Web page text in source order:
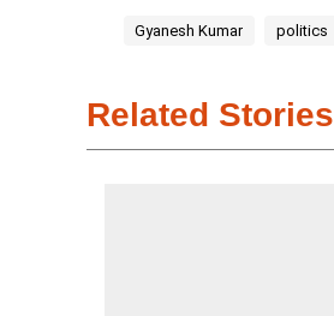
Gyanesh Kumar politics
Related Stories